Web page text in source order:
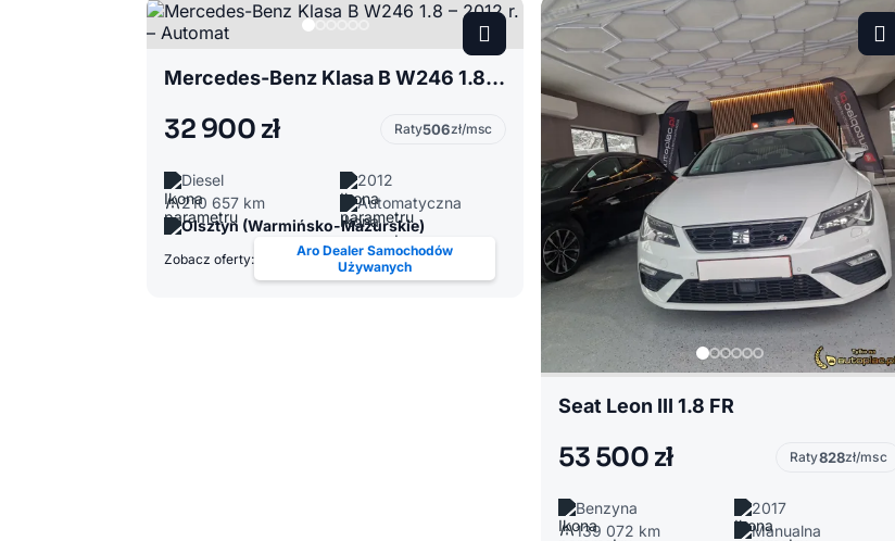
Mercedes-Benz Klasa B W246 1.8 – 2012 r. – Automat
32 900 zł Raty506zł/msc
Diesel
2012
210 657 km
Automatyczna
Olsztyn (Warmińsko-Mazurskie)
Zobacz oferty:
Aro Dealer Samochodów
Używanych
Seat Leon III 1.8 FR
53 500 zł Raty828zł/msc
Benzyna
2017
139 072 km
Manualna